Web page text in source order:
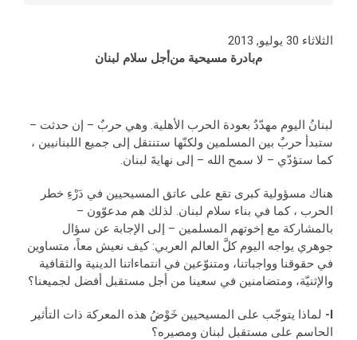
الثلاثاء 30 يوليو, 2013
مبادرة مسيحية منأجل سلام لبنان
لبنانُ اليوم مهدّدٌ بعودة الحرب الأهلية. وهي حربٌ – إن حدثت –
ستبدأ حربٌ بين المسلمين ولكنّها ستنتقل إلى جميع اللبنانيين ،
كما ستؤدّي – لا سمح الله – إلى نهايةَ لبنان.
هناك مسؤولية كبرى تقع على عاتق المسيحيين في دَرْءِ خطر
الحرب ، كما في بناء سلام لبنان. لذلك هم مدعوّون –
بالمشاركة مع إخوتهم المسلمين – إلى الإجابة عن سؤال
جوهري يواجه اليوم كلَّ العالم العربي: كيف نعيش معاً، متساوين
في حقوقنا وواجباتنا، ومتنوّعين في انتماءاتنا الدينية والثقافية
والإثنيّة، ومتضامنين في سعينا من أجل مستقبل أفضل لجميعنا؟
I-
لماذا يتوجّب على المسيحيين خَوْضُ هذه المعركة ذات التأثير
الحاسم على مستقبل لبنان ومصيره؟